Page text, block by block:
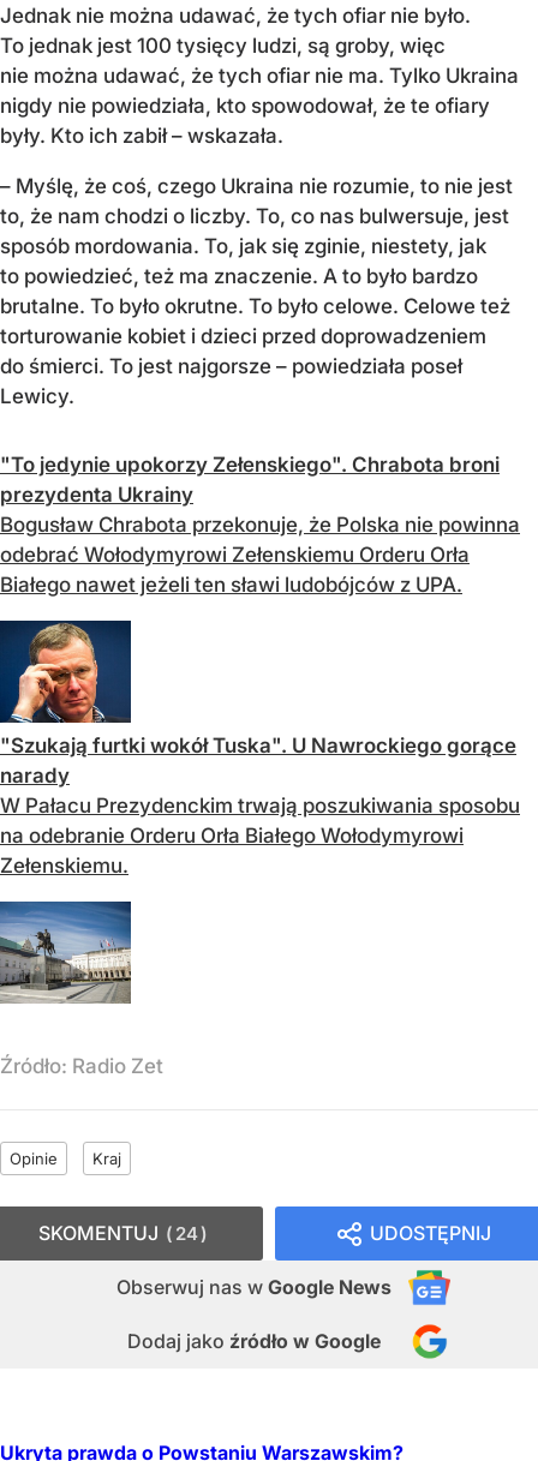
Jednak nie można udawać, że tych ofiar nie było.
To jednak jest 100 tysięcy ludzi, są groby, więc
nie można udawać, że tych ofiar nie ma. Tylko Ukraina
nigdy nie powiedziała, kto spowodował, że te ofiary
były. Kto ich zabił – wskazała.
– Myślę, że coś, czego Ukraina nie rozumie, to nie jest
to, że nam chodzi o liczby. To, co nas bulwersuje, jest
sposób mordowania. To, jak się zginie, niestety, jak
to powiedzieć, też ma znaczenie. A to było bardzo
brutalne. To było okrutne. To było celowe. Celowe też
torturowanie kobiet i dzieci przed doprowadzeniem
do śmierci. To jest najgorsze – powiedziała poseł
Lewicy.
"To jedynie upokorzy Zełenskiego". Chrabota broni
prezydenta Ukrainy
Bogusław Chrabota przekonuje, że Polska nie powinna
odebrać Wołodymyrowi Zełenskiemu Orderu Orła
Białego nawet jeżeli ten sławi ludobójców z UPA.
"Szukają furtki wokół Tuska". U Nawrockiego gorące
narady
W Pałacu Prezydenckim trwają poszukiwania sposobu
na odebranie Orderu Orła Białego Wołodymyrowi
Zełenskiemu.
Źródło: Radio Zet
Opinie Kraj
UDOSTĘPNIJ
Obserwuj nas w Google News
Dodaj jako źródło w Google
SKOMENTUJ 24
Ukryta prawda o Powstaniu Warszawskim?